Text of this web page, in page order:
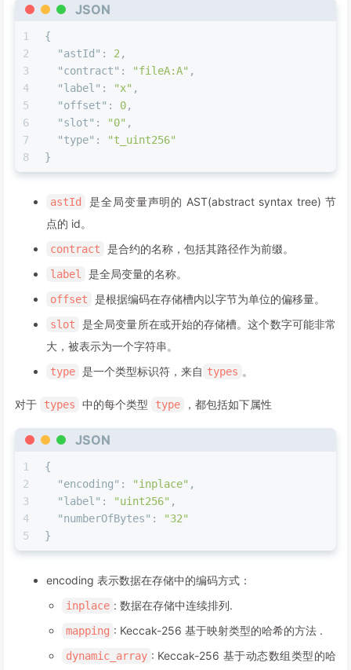
JSON
1
2
3
4
5
6
7
8
{
"astId" : 2 ,
"contract" : "fileA:A" ,
"label" : "x" ,
"offset" : 0,
"slot" : "0" ,
"type" :
"t_uint256"
}
astId
是全局变量声明的 AST(abstract syntax tree) 节
点的 id。
contract 是合约的名称，包括其路径作为前缀。
label 是全局变量的名称。
offset 是根据编码在存储槽内以字节为单位的偏移量。
slot
是全局变量所在或开始的存储槽。这个数字可能非常
大，被表示为一个字符串。
type 是一个类型标识符，来自 types 。
对于 types 中的每个类型 type ，都包括如下属性
JSON
1
2
3
4
5
{
"encoding" : "inplace" ,
"label" : "uint256" ,
"numberOfBytes" :
"32"
}
encoding 表示数据在存储中的编码方式：
inplace : 数据在存储中连续排列.
mapping : Keccak-256 基于映射类型的哈希的方法 .
dynamic_array : Keccak-256 基于动态数组类型的哈